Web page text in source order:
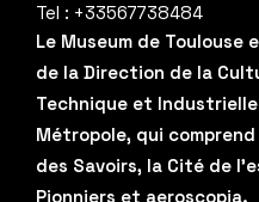
Tel : +33567738484
Le Museum de Toulouse
de la Direction de la
Technique et
Métropole, qui
des Savoirs, la Cité de
Pionniers et aeroscopia.